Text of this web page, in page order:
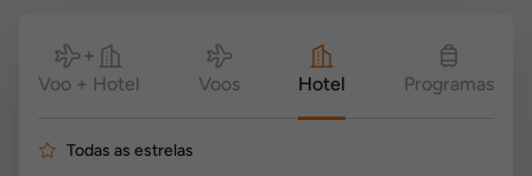
Pesquisar
Voo + Hotel Voos Hotel Programas
Todas as estrelas